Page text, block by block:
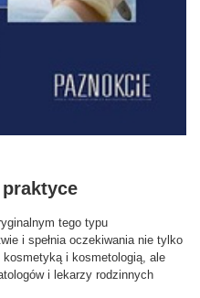
tego typu
i spełnia oczekiwania nie tylko
kosmetyką i kosmetologią, ale
i lekarzy rodzinnych